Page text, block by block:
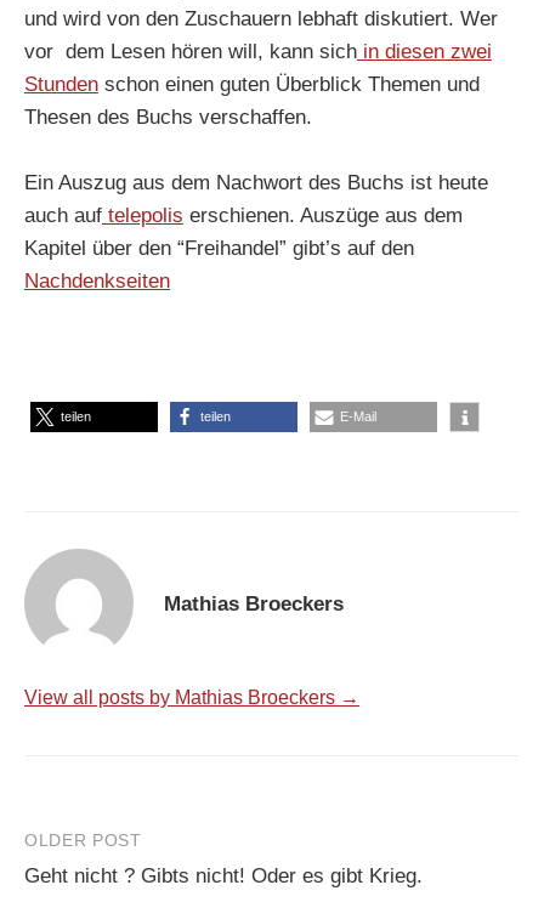
und wird von den Zuschauern lebhaft diskutiert. Wer
vor dem Lesen hören will, kann sich in diesen zwei
Stunden schon einen guten Überblick Themen und
Thesen des Buchs verschaffen.
Ein Auszug aus dem Nachwort des Buchs ist heute
auch auf telepolis erschienen. Auszüge aus dem
Kapitel über den “Freihandel” gibt’s auf den
Nachdenkseiten
teilen teilen E-Mail
Mathias Broeckers
View all posts by Mathias Broeckers →
Post
navigation
OLDER POST
Geht nicht ? Gibts nicht! Oder es gibt Krieg.